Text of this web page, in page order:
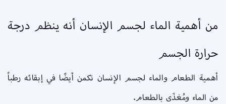
من أهمية الماء لجسم الإنسان أنه ينظم درجة
حرارة الجسم
أهمية الطعام والماء لجسم الإنسان تكمن أيضًا في إبقائه رطباً
من الماء ومُغذَى بالطعام.